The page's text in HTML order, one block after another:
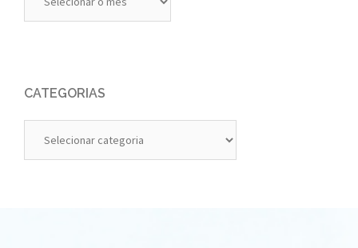
Anteriores
CATEGORIAS